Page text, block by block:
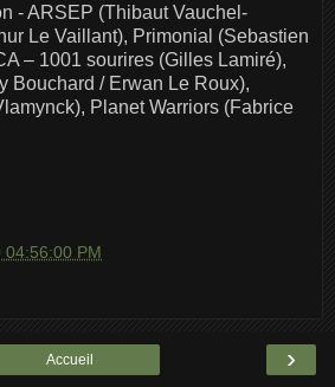
- ARSEP (Thibaut Vauchel-
Le Vaillant), Primonial (Sebastien
– 1001 sourires (Gilles Lamiré),
Bouchard / Erwan Le Roux),
Planet Warriors (Fabrice
04:56:00 PM
›
Accueil